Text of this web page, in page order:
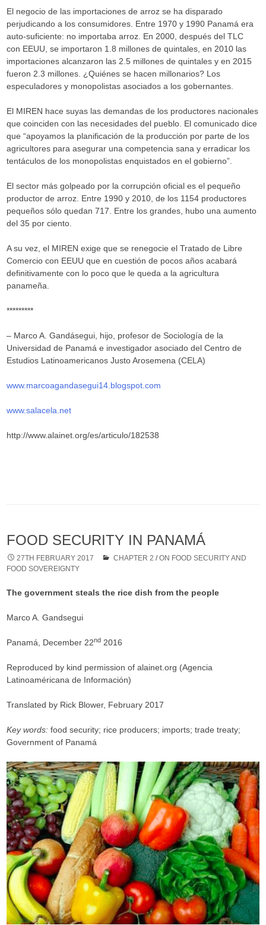
El negocio de las importaciones de arroz se ha disparado
perjudicando a los consumidores. Entre 1970 y 1990 Panamá era
auto-suficiente: no importaba arroz. En 2000, después del TLC
con EEUU, se importaron 1.8 millones de quintales, en 2010 las
importaciones alcanzaron las 2.5 millones de quintales y en 2015
fueron 2.3 millones. ¿Quiénes se hacen millonarios? Los
especuladores y monopolistas asociados a los gobernantes.
El MIREN hace suyas las demandas de los productores nacionales
que coinciden con las necesidades del pueblo. El comunicado dice
que “apoyamos la planificación de la producción por parte de los
agricultores para asegurar una competencia sana y erradicar los
tentáculos de los monopolistas enquistados en el gobierno”.
El sector más golpeado por la corrupción oficial es el pequeño
productor de arroz. Entre 1990 y 2010, de los 1154 productores
pequeños sólo quedan 717. Entre los grandes, hubo una aumento
del 35 por ciento.
A su vez, el MIREN exige que se renegocie el Tratado de Libre
Comercio con EEUU que en cuestión de pocos años acabará
definitivamente con lo poco que le queda a la agricultura
panameña.
*********
– Marco A. Gandásegui, hijo, profesor de Sociología de la
Universidad de Panamá e investigador asociado del Centro de
Estudios Latinoamericanos Justo Arosemena (CELA)
www.marcoagandasegui14.blogspot.com
www.salacela.net
http://www.alainet.org/es/articulo/182538
FOOD SECURITY IN PANAMÁ
27TH FEBRUARY 2017 CHAPTER 2 /ON FOOD SECURITY AND
FOOD SOVEREIGNTY
The government steals the rice dish from the people
Marco A. Gandsegui
Panamá, December 22nd 2016
Reproduced by kind permission of alainet.org (Agencia
Latinoaméricana de Información)
Translated by Rick Blower, February 2017
Key words:food security; rice producers; imports; trade treaty;
Government of Panamá